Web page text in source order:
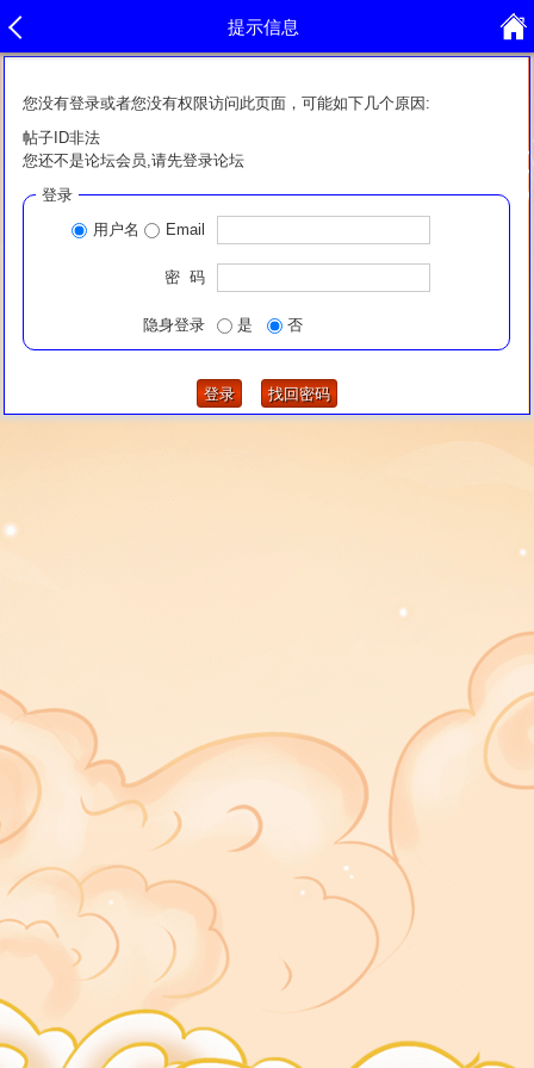
提示信息
您没有登录或者您没有权限访问此页面，可能如下几个原因:
帖子ID非法
您还不是论坛会员,请先登录论坛
登录
用户名
Email
密 码
隐身登录 是 否